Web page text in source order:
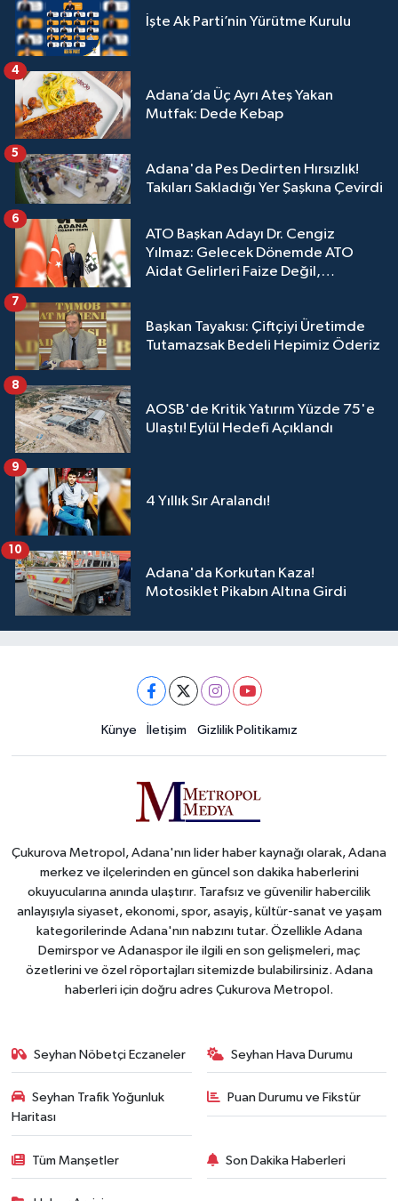
İşte Ak Parti’nin Yürütme Kurulu
Adana’da Üç Ayrı Ateş Yakan
Mutfak: Dede Kebap
4
Adana'da Pes Dedirten Hırsızlık!
Takıları Sakladığı Yer Şaşkına Çevirdi
5
ATO Başkan Adayı Dr. Cengiz
Yılmaz: Gelecek Dönemde ATO
Aidat Gelirleri Faize Değil,
6
Başkan Tayakısı: Çiftçiyi Üretimde
Tutamazsak Bedeli Hepimiz Öderiz
7
AOSB'de Kritik Yatırım Yüzde 75'e
Ulaştı! Eylül Hedefi Açıklandı
8
4 Yıllık Sır Aralandı!
9
Adana'da Korkutan Kaza!
Motosiklet Pikabın Altına Girdi
10
Künye İletişim Gizlilik Politikamız
Çukurova Metropol, Adana'nın lider haber kaynağı olarak, Adana
merkez ve ilçelerinden en güncel son dakika haberlerini
okuyucularına anında ulaştırır. Tarafsız ve güvenilir habercilik
anlayışıyla siyaset, ekonomi, spor, asayiş, kültür-sanat ve yaşam
kategorilerinde Adana'nın nabzını tutar. Özellikle Adana
Demirspor ve Adanaspor ile ilgili en son gelişmeleri, maç
özetlerini ve özel röportajları sitemizde bulabilirsiniz. Adana
haberleri için doğru adres Çukurova Metropol.
Seyhan Nöbetçi Eczaneler Seyhan Hava Durumu
Seyhan Trafik Yoğunluk
Haritası
Puan Durumu ve Fikstür
Tüm Manşetler Son Dakika Haberleri